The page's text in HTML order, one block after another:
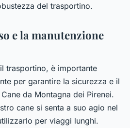
del trasportino.
e la manutenzione
trasportino, è importante
per garantire la sicurezza e il
da Montagna dei Pirenei.
cane si senta a suo agio nel
per viaggi lunghi.